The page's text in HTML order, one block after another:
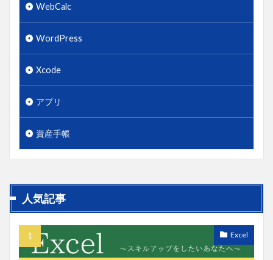
WebCalc
WordPress
Xcode
アプリ
資産手帳
人気記事
Excel